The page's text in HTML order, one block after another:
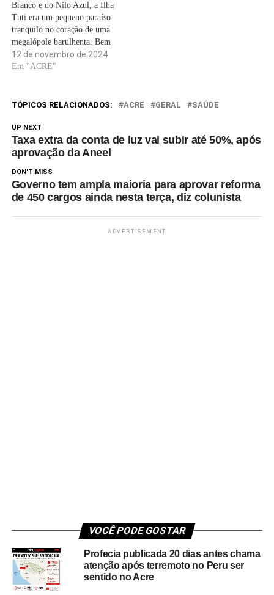
Outros estão marcando passo.
Nos lábios, a mesma…
Branco e do Nilo Azul, a Ilha
Tuti era um pequeno paraíso
tranquilo no coração de uma
megalópole barulhenta. Bem
no centro de Cartum, os
moradores vieram passear
que tem a forma de uma lua
12 de novembro de 2024
Em "ACRE"
TÓPICOS RELACIONADOS: ACRE GERAL SAÚDE
UP NEXT
Taxa extra da conta de luz vai subir até 50%, após
aprovação da Aneel
DON'T MISS
Governo tem ampla maioria para aprovar reforma
de 450 cargos ainda nesta terça, diz colunista
ADVERTISEMENT
VOCÊ PODE GOSTAR
Profecia publicada 20 dias antes chama
atenção após terremoto no Peru ser
sentido no Acre